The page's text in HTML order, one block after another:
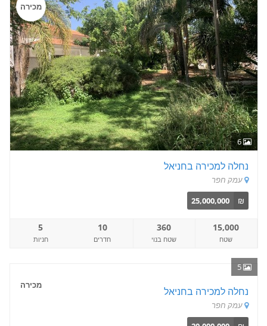
6
מכירה
נחלה למכירה בחניאל
עמק חפר
₪
25,000,000
15,000
שטח
360
שטח בנוי
10
חדרים
5
חניות
5
מכירה
נחלה למכירה בחניאל
עמק חפר